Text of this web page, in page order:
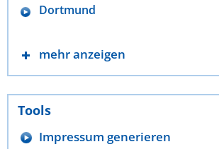
Dortmund
mehr anzeigen
Tools
Impressum generieren